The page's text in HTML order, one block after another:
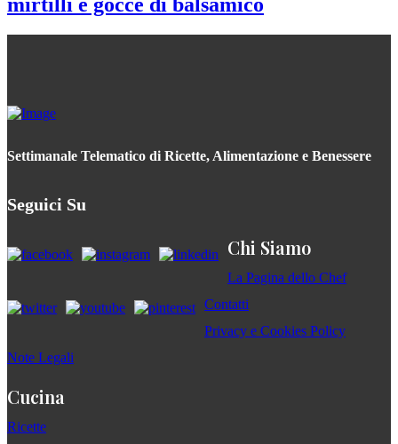
mirtilli e gocce di balsamico
Settimanale Telematico di Ricette, Alimentazione e Benessere
Seguici Su
Chi Siamo
La Pagina dello Chef
Contatti
Privacy e Cookies Policy
Note Legali
Cucina
Ricette